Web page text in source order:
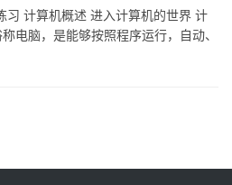
习 计算机概述 进入计算机的世界 计
电脑，是能够按照程序运行，自动、
依曼体系。可分为超级计算机、工